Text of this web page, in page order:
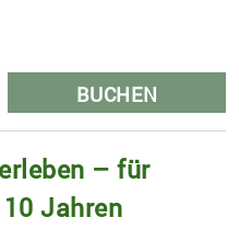
BUCHEN
– für
Jahren